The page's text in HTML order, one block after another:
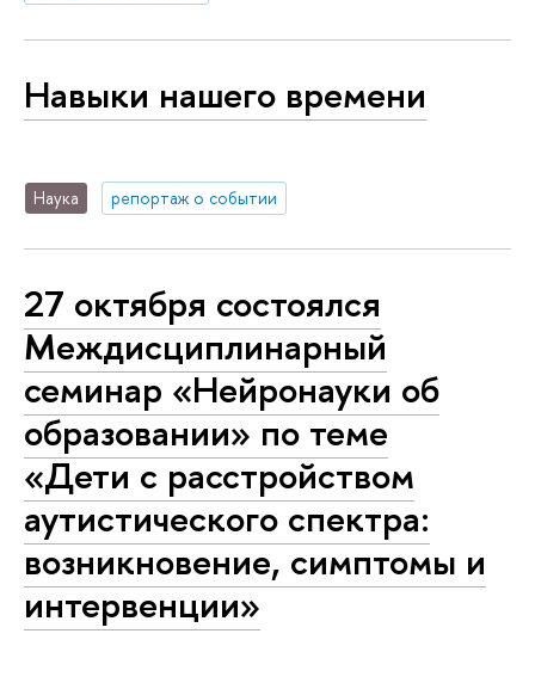
Навыки нашего времени
Наука репортаж о событии
27 октября состоялся
Междисциплинарный
семинар «Нейронауки об
образовании» по теме
«Дети с расстройством
аутистического спектра:
возникновение, симптомы и
интервенции»